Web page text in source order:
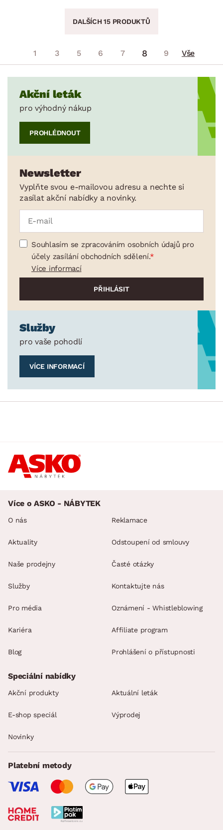
DALŠÍCH 15 PRODUKTŮ
1 3 5 6 7 8 9 Vše
Akční leták
pro výhodný nákup
PROHLÉDNOUT
Newsletter
Vyplňte svou e-mailovou adresu a nechte si
zasílat akční nabídky a novinky.
Souhlasím se zpracováním osobních údajů pro
účely zasílání obchodních sdělení.
Více informací
Služby
pro vaše pohodlí
VÍCE INFORMACÍ
Více o ASKO - NÁBYTEK
O nás
Aktuality
Naše prodejny
Služby
Pro média
Kariéra
Blog
Reklamace
Odstoupení od smlouvy
Časté otázky
Kontaktujte nás
Oznámení - Whistleblowing
Affiliate program
Prohlášení o přístupnosti
Speciální nabídky
Akční produkty Aktuální leták
E-shop speciál Výprodej
Novinky
Platební metody